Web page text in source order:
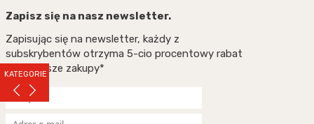
KATEGORIE
Zapisz się na nasz newsletter.
Zapisując się na newsletter, każdy z
subskrybentów otrzyma 5-cio procentowy rabat
na pierwsze zakupy*